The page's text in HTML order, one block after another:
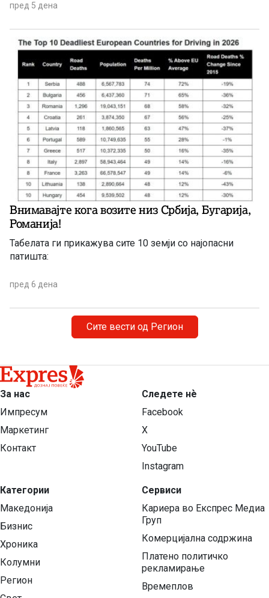
пред 5 дена
Внимавајте кога возите низ Србија, Бугарија,
Романија!
Табелата ги прикажува сите 10 земји со најопасни
патишта:
пред 6 дена
Сите вести од Регион
За нас
Импресум
Маркетинг
Контакт
Категории
Македонија
Бизнис
Хроника
Колумни
Регион
Следете нѐ
Facebook
X
YouTube
Instagram
Сервиси
Кариера во Експрес Медиа
Груп
Комерцијална содржина
Платено политичко
рекламирање
Времеплов